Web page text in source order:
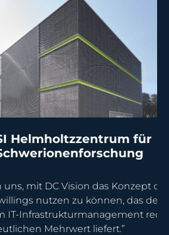
für
DC Vision das Konzept des
nutzen zu können, das den
reduziert
Mehrwert liefert.”